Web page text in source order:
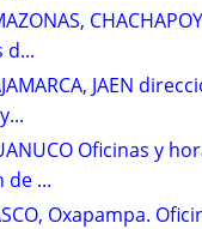
d...
JAEN
Oficinas y
de ...
Oxapampa.